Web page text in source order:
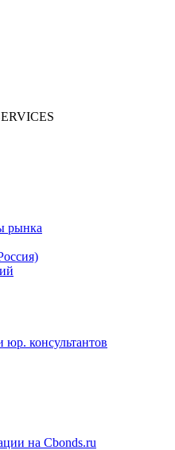
рынка
юр. консультантов
на Cbonds.ru